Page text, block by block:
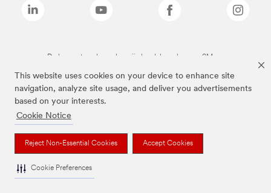
This website uses cookies on your device to enhance site
navigation, analyze site usage, and deliver you advertisements
based on your interests.
Cookie Notice
Reject Non-Essential Cookies Accept Cookies
Cookie Preferences
De bovenstaande merken zijn handelsmerken van 3M.we